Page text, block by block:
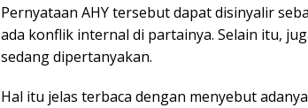
Pernyataan AHY tersebut dapat disinyalir
ada konflik internal di partainya. Selain itu,
sedang dipertanyakan.
Hal itu jelas terbaca dengan menyebut